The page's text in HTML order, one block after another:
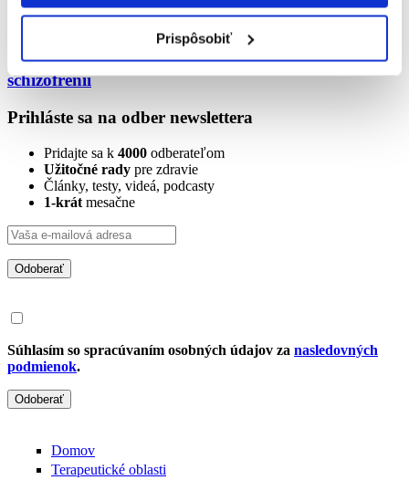
Prispôsobiť
MUDr. Zuzana Repková: Úprimný rozhovor o
schizofrénii
Prihláste sa na odber newslettera
Pridajte sa k 4000 odberateľom
Užitočné rady pre zdravie
Články, testy, videá, podcasty
1-krát mesačne
Odoberať
Súhlasím so spracúvaním osobných údajov za nasledovných
podmienok.
Odoberať
Domov
Terapeutické oblasti